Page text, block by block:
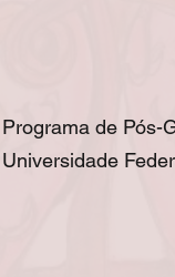
Programa de Pós-
Universidade